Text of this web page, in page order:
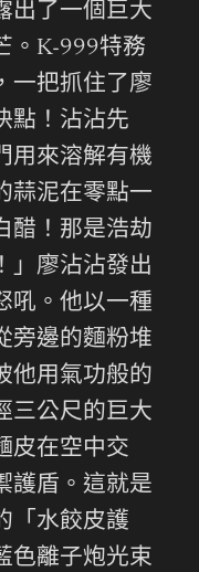
出了一個巨大
。K-999特務
一把抓住了廖
點！沾沾先
用來溶解有機
蒜泥在零點一
醋！那是浩劫
」廖沾沾發出
吼。他以一種
旁邊的麵粉堆
他用氣功般的
三公尺的巨大
皮在空中交
護盾。這就是
「水餃皮護
色離子炮光束